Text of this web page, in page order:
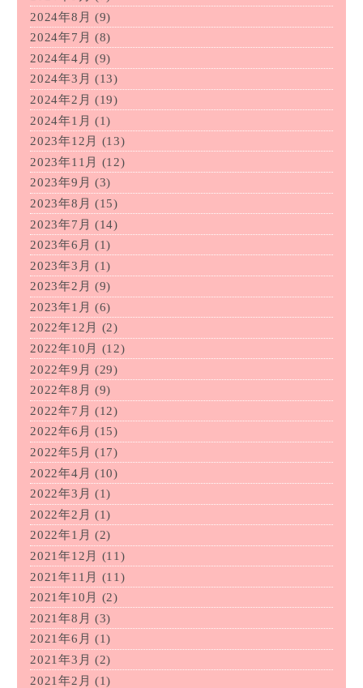
2024年8月 (9)
2024年7月 (8)
2024年4月 (9)
2024年3月 (13)
2024年2月 (19)
2024年1月 (1)
2023年12月
(13)
2023年11月
(12)
2023年9月 (3)
2023年8月 (15)
2023年7月 (14)
2023年6月 (1)
2023年3月 (1)
2023年2月 (9)
2023年1月 (6)
2022年12月
(2)
2022年10月
(12)
2022年9月 (29)
2022年8月 (9)
2022年7月 (12)
2022年6月 (15)
2022年5月 (17)
2022年4月 (10)
2022年3月 (1)
2022年2月 (1)
2022年1月 (2)
2021年12月
(11)
2021年11月 (11)
2021年10月
(2)
2021年8月 (3)
2021年6月 (1)
2021年3月 (2)
2021年2月 (1)